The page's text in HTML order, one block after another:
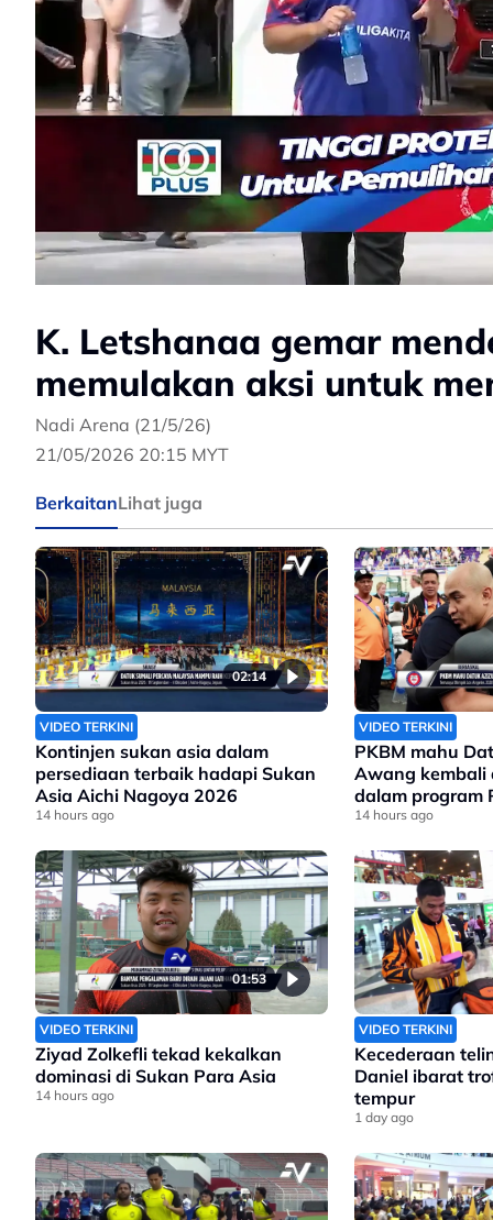
K. Letshanaa gemar
memulakan aksi untuk
Nadi Arena (21/5/26)
21/05/2026 20:15 MYT
BerkaitanLihat juga
02:14
VIDEO TERKINI
Kontinjen sukan asia dalam
persediaan terbaik hadapi Sukan
Asia Aichi Nagoya 2026
14 hours ago
VIDEO TERKINI
PKBM mahu
Awang kembali
dalam program
Olimpik 2028
14 hours ago
01:53
VIDEO TERKINI
Ziyad Zolkefli tekad kekalkan
dominasi di Sukan Para Asia
14 hours ago
VIDEO TERKINI
Kecederaan
Daniel ibarat
tempur
1 day ago